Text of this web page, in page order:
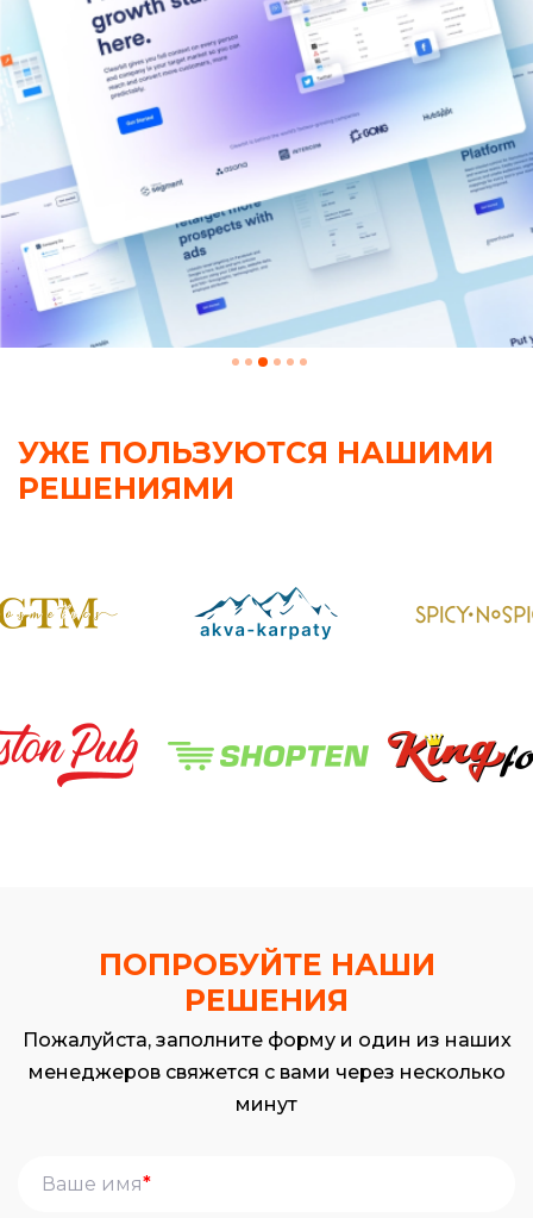
УЖЕ ПОЛЬЗУЮТСЯ НАШИМИ
РЕШЕНИЯМИ
ПОПРОБУЙТЕ НАШИ
РЕШЕНИЯ
Пожалуйста, заполните форму и один из наших
менеджеров свяжется с вами через несколько
минут
*